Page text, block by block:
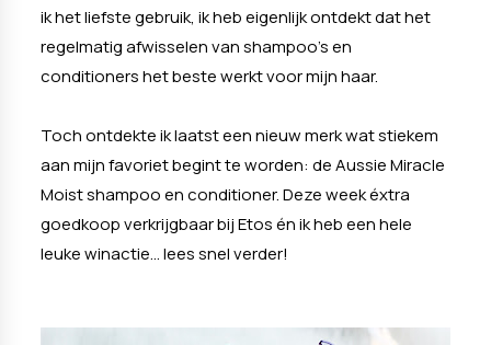
ik het liefste gebruik, ik heb eigenlijk ontdekt dat het
regelmatig afwisselen van shampoo's en
conditioners het beste werkt voor mijn haar.
Toch ontdekte ik laatst een nieuw merk wat stiekem
aan mijn favoriet begint te worden: de Aussie Miracle
Moist shampoo en conditioner. Deze week éxtra
goedkoop verkrijgbaar bij Etos én ik heb een hele
leuke winactie... lees snel verder!